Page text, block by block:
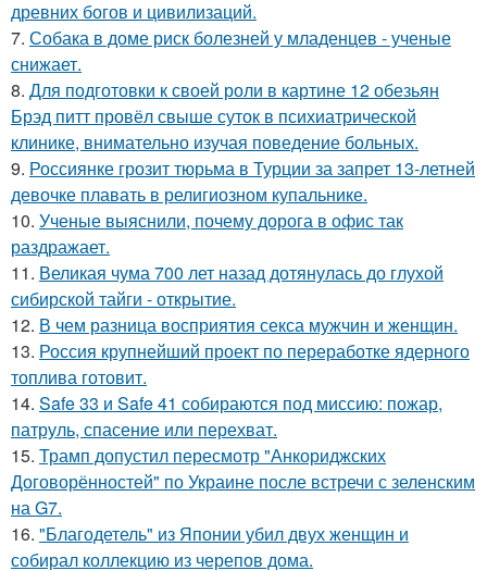
древних богов и цивилизаций.
7. Собака в доме риск болезней у младенцев - ученые
снижает.
8. Для подготовки к своей роли в картине 12 обезьян
Брэд питт провёл свыше суток в психиатрической
клинике, внимательно изучая поведение больных.
9. Россиянке грозит тюрьма в Турции за запрет 13-летней
девочке плавать в религиозном купальнике.
10. Ученые выяснили, почему дорога в офис так
раздражает.
11. Великая чума 700 лет назад дотянулась до глухой
сибирской тайги - открытие.
12. В чем разница восприятия секса мужчин и женщин.
13. Россия крупнейший проект по переработке ядерного
топлива готовит.
14. Safe 33 и Safe 41 собираются под миссию: пожар,
патруль, спасение или перехват.
15. Трамп допустил пересмотр "Анкориджских
Договорённостей" по Украине после встречи с зеленским
на G7.
16. "Благодетель" из Японии убил двух женщин и
собирал коллекцию из черепов дома.